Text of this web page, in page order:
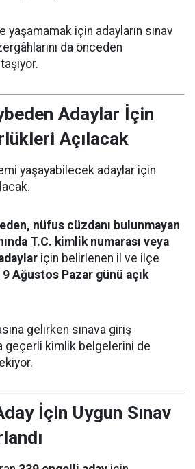
yaşamamak için adayların sınav
da önceden
Adaylar İçin
Açılacak
yaşayabilecek adaylar için
nüfus cüzdanı bulunmayan
T.C. kimlik numarası veya
için belirlenen il ve ilçe
9 Ağustos Pazar günü açık
gelirken sınava giriş
geçerli kimlik belgelerini de
İçin Uygun Sınav